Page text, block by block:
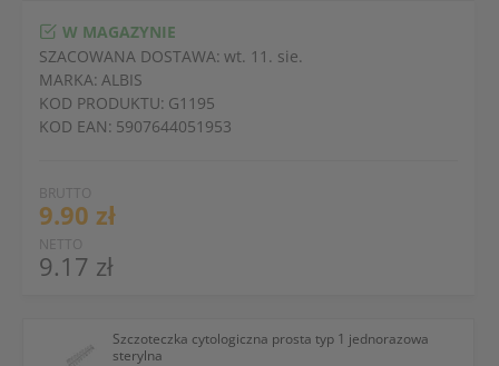
BRUTTO
9.90 zł
NETTO
9.17 zł
W MAGAZYNIE
SZACOWANA DOSTAWA: wt. 11. sie.
MARKA: ALBIS
KOD PRODUKTU: G1195
KOD EAN: 5907644051953
Szczoteczka cytologiczna prosta typ 1 jednorazowa
sterylna